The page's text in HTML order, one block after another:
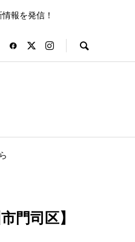
報を発信！
門司区】